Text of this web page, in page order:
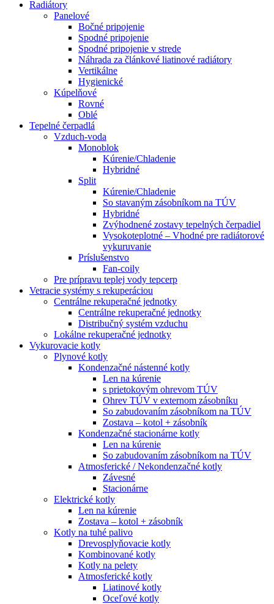
Radiátory
Panelové
Bočné pripojenie
Spodné pripojenie
Spodné pripojenie v strede
Náhrada za článkové liatinové radiátory
Vertikálne
Hygienické
Kúpelňové
Rovné
Oblé
Tepelné čerpadlá
Vzduch-voda
Monoblok
Kúrenie/Chladenie
Hybridné
Split
Kúrenie/Chladenie
So stavaným zásobníkom na TÚV
Hybridné
Zvýhodnené zostavy tepelných čerpadiel
Vysokoteplotné – Vhodné pre radiátorové
vykuruvanie
Príslušenstvo
Fan-coily
Pre prípravu teplej vody tepcerp
Vetracie systémy s rekuperáciou
Centrálne rekuperačné jednotky
Centrálne rekuperačné jednotky
Distribučný systém vzduchu
Lokálne rekuperačné jednotky
Vykurovacie kotly
Plynové kotly
Kondenzačné nástenné kotly
Len na kúrenie
s prietokovým ohrevom TÚV
Ohrev TÚV v externom zásobníku
So zabudovaním zásobníkom na TÚV
Zostava – kotol + zásobník
Kondenzačné stacionárne kotly
Len na kúrenie
So zabudovaním zásobníkom na TÚV
Atmosferické / Nekondenzačné kotly
Závesné
Stacionárne
Elektrické kotly
Len na kúrenie
Zostava – kotol + zásobník
Kotly na tuhé palivo
Drevosplyňovacie kotly
Kombinované kotly
Kotly na pelety
Atmosferické kotly
Liatinové kotly
Oceľové kotly